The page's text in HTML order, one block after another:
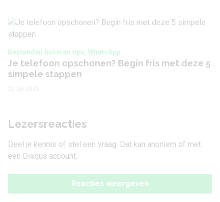
Bestanden beheren tips, WhatsApp
Je telefoon opschonen? Begin fris met deze 5
simpele stappen
Lezersreacties
Deel je kennis of stel een vraag. Dat kan anoniem of met
een Disqus account.
Reacties weergeven